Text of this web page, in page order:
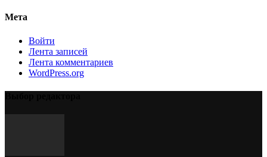
Мета
Войти
Лента записей
Лента комментариев
WordPress.org